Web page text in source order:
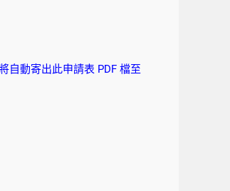
自動寄出此申請表 PDF 檔至